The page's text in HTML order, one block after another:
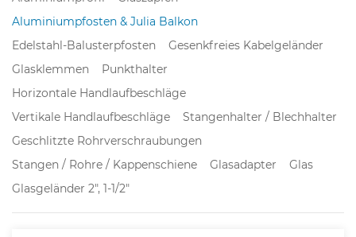
Aluminiumpfosten & Julia Balkon
Edelstahl-Balusterpfosten
Gesenkfreies Kabelgeländer
Glasklemmen
Punkthalter
Horizontale Handlaufbeschläge
Vertikale Handlaufbeschläge
Stangenhalter / Blechhalter
Geschlitzte Rohrverschraubungen
Stangen / Rohre / Kappenschiene
Glasadapter
Glas
Glasgeländer 2", 1-1/2"